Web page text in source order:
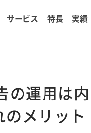
サービス 特長 実績
の運用は
のメリッ